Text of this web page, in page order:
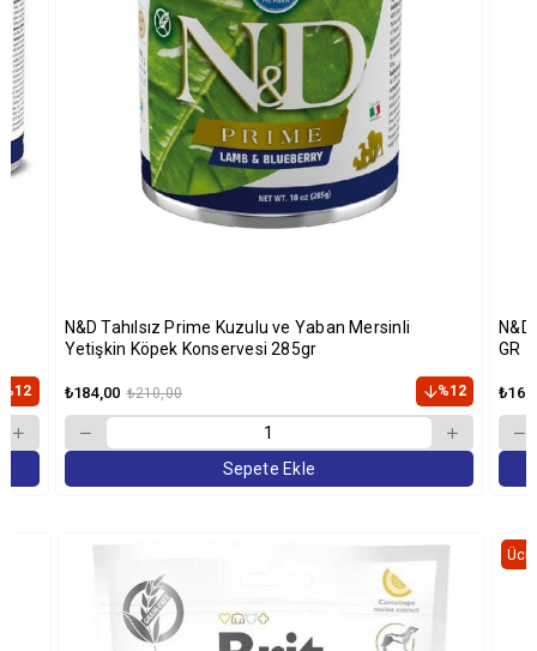
%12
N&D Tahılsız Prime Kuzulu ve Yaban Mersinli
Yetişkin Köpek Konservesi 285gr
₺184,00 ₺210,00 %12
Sepete Ekle
GR